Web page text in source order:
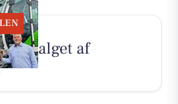
salget af